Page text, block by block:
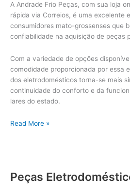
A Andrade Frio Peças, com sua loja
rápida via Correios, é uma excelente
consumidores mato-grossenses que
confiabilidade na aquisição de peças
Com a variedade de opções
comodidade proporcionada por essa
dos eletrodomésticos torna-se mais
continuidade do conforto e da
lares do estado.
Peças
Read More »
Peças